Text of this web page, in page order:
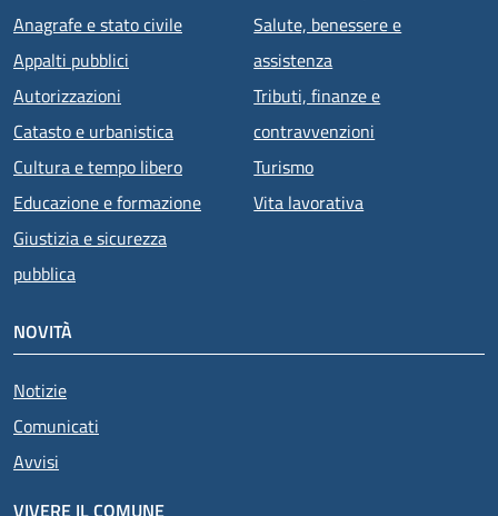
Anagrafe e stato civile
Appalti pubblici
Autorizzazioni
Catasto e urbanistica
Cultura e tempo libero
Educazione e formazione
Giustizia e sicurezza
pubblica
Salute, benessere e
assistenza
Tributi, finanze e
contravvenzioni
Turismo
Vita lavorativa
NOVITÀ
Notizie
Comunicati
Avvisi
VIVERE IL COMUNE